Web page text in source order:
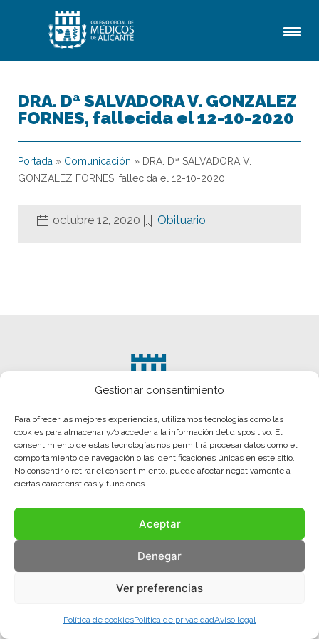
Gestionar consentimiento
Para ofrecer las mejores experiencias, utilizamos tecnologías como las
cookies para almacenar y/o acceder a la información del dispositivo. El
consentimiento de estas tecnologías nos permitirá procesar datos como el
comportamiento de navegación o las identificaciones únicas en este sitio.
No consentir o retirar el consentimiento, puede afectar negativamente a
ciertas características y funciones.
Aceptar
Denegar
Ver preferencias
Política de cookiesPolítica de privacidadAviso legal
DRA. Dª SALVADORA V. GONZALEZ
FORNES, fallecida el 12-10-2020
Portada » Comunicación » DRA. Dª SALVADORA V.
GONZALEZ FORNES, fallecida el 12-10-2020
octubre 12, 2020 Obituario
Política de privacidad
Todos los derechos reservados